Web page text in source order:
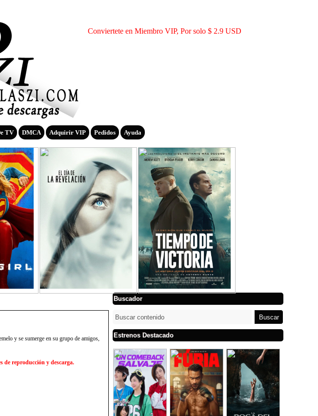
Conviertete en Miembro VIP, Por solo $ 2.9 USD
TV DMCA Adquirir VIP Pedidos Ayuda
y se sumerge en su grupo de amigos,
de reproducción y descarga.
Buscador
Estrenos Destacado